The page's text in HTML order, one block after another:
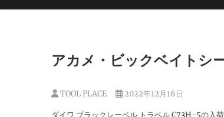
アカメ・ビックベイトシ
TOOL PLACE 2022年12月16日
ダイワ ブラックレーベル トラベル C73H-5の入